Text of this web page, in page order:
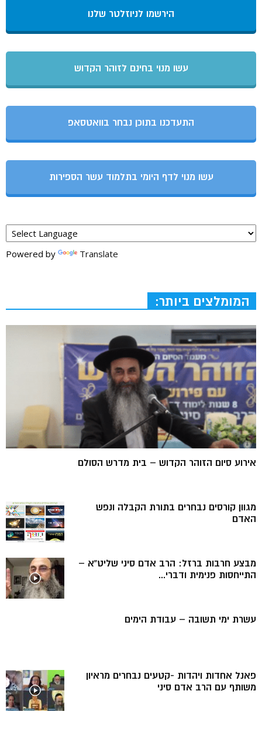
הירשמו לניוזלטר שלנו
עשו מנוי בחינם לזוהר הקדוש
התעדכנו בתוכן נבחר בוואטסאפ
עשו מנוי לדף היומי בתלמוד עשר הספירות
Powered by Translate
המומלצים ביותר:
אירוע סיום הזוהר הקדוש – בית מדרש הסולם
מגוון קורסים נבחרים בתורת הקבלה ונפש
האדם
מבצע חרבות ברזל: הרב אדם סיני שליט”א –
התייחסות פנימית ודברי...
עשרת ימי תשובה – עבודת הימים
פאנל אחדות ויהדות -קטעים נבחרים מראיון
משותף עם הרב אדם סיני